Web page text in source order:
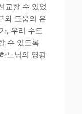
교할 수 있었
와 도움의 은
, 우리 수도
수 있도록
느님의 영광